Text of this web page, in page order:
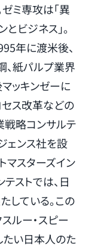
ミ専攻は「異
ビジネス」。
年に渡米後、
、紙パルプ業界
ッキンゼーに
セス改革などの
戦略コンサルテ
ェンス社を設
マスターズイン
ストでは、日
ている。この
ルー・スピー
たい日本人のた